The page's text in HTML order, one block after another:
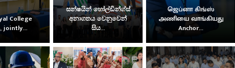
College
jointly...
සන්ෂයින් හෝල්ඩින්ග්ස්
අනාගතය වෙනුවෙන්
සිය...
ஜெப்னா கிங்ஸ்
அணியை வாங்கியது
Anchor...